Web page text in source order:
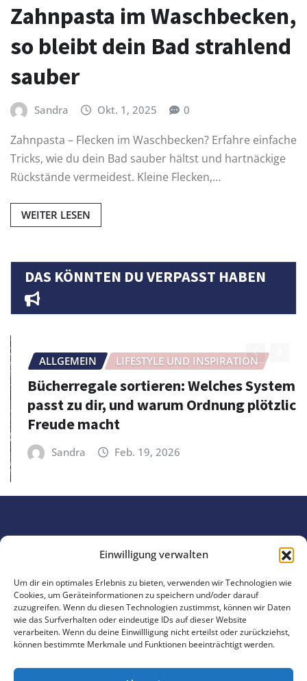
Einwilligung verwalten
Um dir ein optimales Erlebnis zu bieten, verwenden wir Technologien wie
Cookies, um Geräteinformationen zu speichern und/oder darauf
zuzugreifen. Wenn du diesen Technologien zustimmst, können wir Daten
wie das Surfverhalten oder eindeutige IDs auf dieser Website
verarbeiten. Wenn du deine Einwillligung nicht erteilst oder zurückziehst,
können bestimmte Merkmale und Funktionen beeinträchtigt werden.
Zahnpasta im Waschbecken,
so bleibt dein Bad strahlend
sauber
Sandra Okt. 1, 2025 0
Zahnpasta – Flecken im Waschbecken? Erfahre einfache
Tricks, wie du dein Bad sauber hältst und hartnäckige
Rückstände vermeidest. Kleine Flecken,…
WEITER LESEN
DAS KÖNNTEN DU VERPASST HABEN
ALLGEMEIN LIFESTYLE UND INSPIRATION
Bücherregale sortieren: Welches System
passt zu dir, und warum Ordnung plötzlich
Freude macht
Sandra Feb. 19, 2026
Copyright © 2025 | Präsentiert von 4EVERGLEN
Datenschutzerklärung Impressum